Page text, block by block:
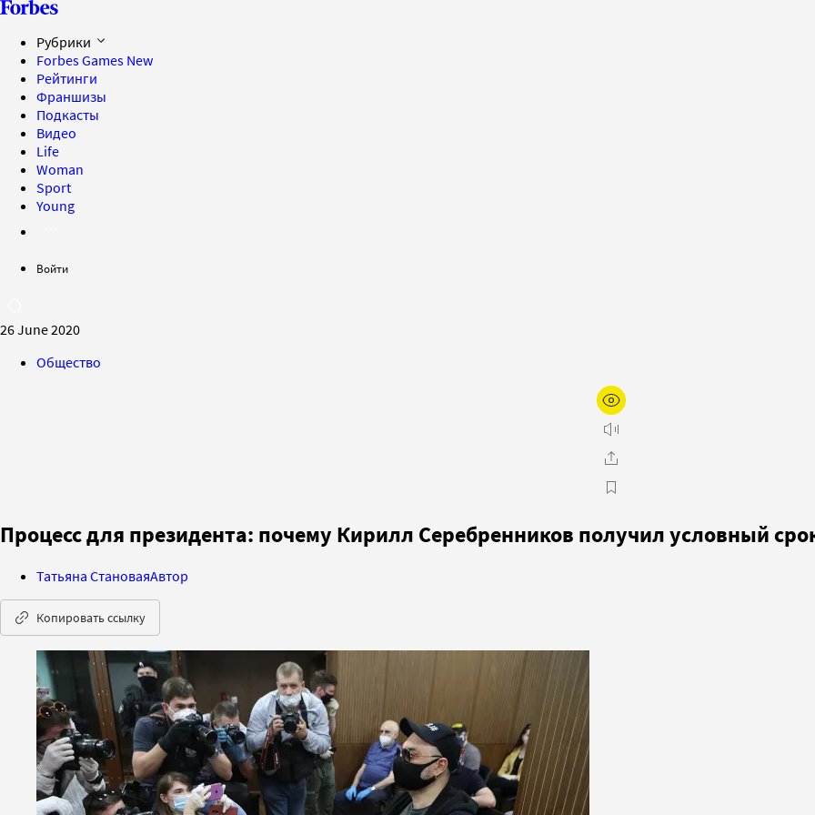
Рубрики
Forbes Games New
Рейтинги
Франшизы
Подкасты
Видео
Life
Woman
Sport
Young
Войти
26 June 2020
Общество
Процесс для президента: почему Кирилл Серебренников получил условный
Татьяна СтановаяАвтор
Копировать ссылку